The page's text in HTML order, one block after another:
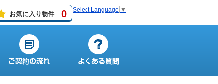
お気に入り物件 0 Select Language ▼